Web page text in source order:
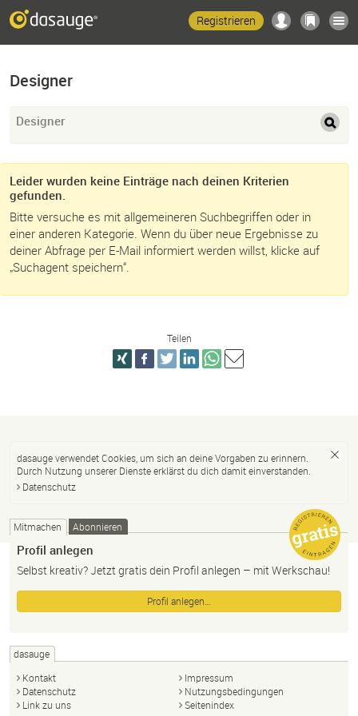
Registrieren
Designer
Designer
Leider wurden keine Einträge nach deinen Kriterien
gefunden.
Bitte versuche es mit allgemeineren Suchbegriffen oder in
einer anderen Kategorie. Wenn du über neue Ergebnisse zu
deiner Abfrage per E-Mail informiert werden willst, klicke auf
„Suchagent speichern“.
Teilen
dasauge verwendet Cookies, um sich an deine Vorgaben zu erinnern.
Durch Nutzung unserer Dienste erklärst du dich damit einverstanden.
Datenschutz
Mitmachen Abonnieren
Profil anlegen
Selbst kreativ? Jetzt gratis dein Profil anlegen – mit Werkschau!
Profil anlegen…
dasauge
Kontakt
Impressum
Datenschutz
Nutzungsbedingungen
Link zu uns
Seitenindex